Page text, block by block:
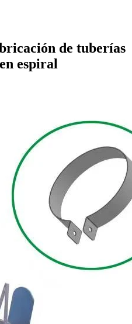
de tuberías
espiral